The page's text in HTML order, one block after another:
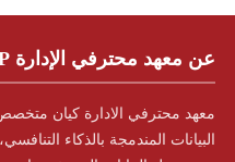
عن معهد محترفي الإدارة IMP
معهد محترفي الادارة كيان
البيانات المندمجة بالذكاء